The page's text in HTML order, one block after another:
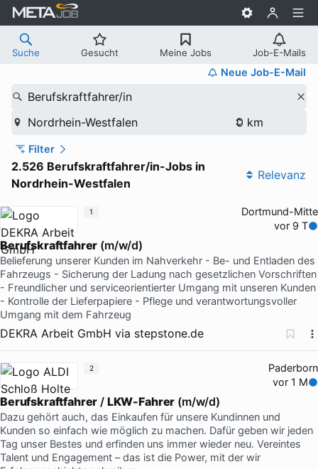
Suche Gesucht Meine Jobs Job-E-Mails
Neue Job-E-Mail
Berufskraftfahrer/in
Nordrhein-Westfalen
Filter
2.526 Berufskraftfahrer/in-Jobs in
Nordrhein-Westfalen
Relevanz
Dortmund-Mitte
vor 9 T
Berufskraftfahrer (m/w/d)
Belieferung unserer Kunden im Nahverkehr - Be- und Entladen des
Fahrzeugs - Sicherung der Ladung nach gesetzlichen Vorschriften
- Freundlicher und serviceorientierter Umgang mit unseren Kunden
- Kontrolle der Lieferpapiere - Pflege und verantwortungsvoller
Umgang mit dem Fahrzeug
DEKRA Arbeit GmbH via stepstone.de
1
Paderborn
vor 1 M
Berufskraftfahrer / LKW-Fahrer (m/w/d)
Dazu gehört auch, das Einkaufen für unsere Kundinnen und
Kunden so einfach wie möglich zu machen. Dafür geben wir jeden
Tag unser Bestes und erfinden uns immer wieder neu. Vereintes
Talent und Engagement – das ist die Power, mit der wir
2